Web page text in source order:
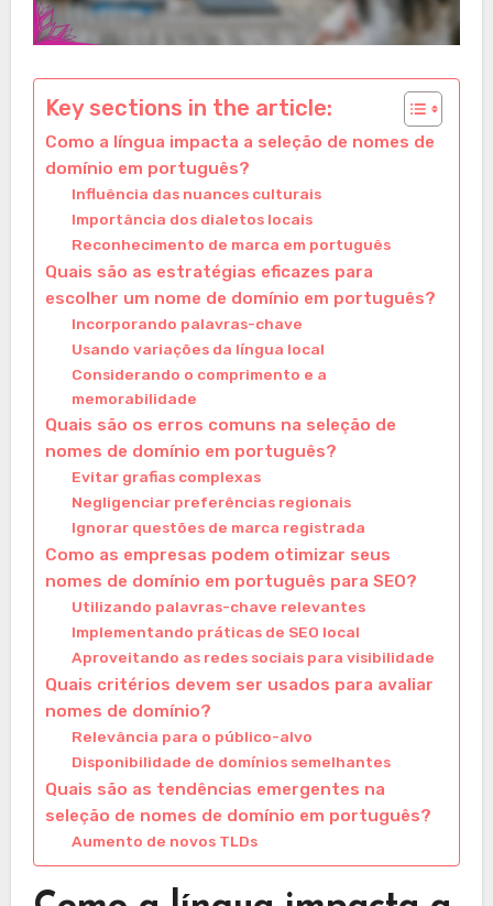
Key sections in the article:
Como a língua impacta a seleção de nomes de
domínio em português?
Influência das nuances culturais
Importância dos dialetos locais
Reconhecimento de marca em português
Quais são as estratégias eficazes para
escolher um nome de domínio em português?
Incorporando palavras-chave
Usando variações da língua local
Considerando o comprimento e a
memorabilidade
Quais são os erros comuns na seleção de
nomes de domínio em português?
Evitar grafias complexas
Negligenciar preferências regionais
Ignorar questões de marca registrada
Como as empresas podem otimizar seus
nomes de domínio em português para SEO?
Utilizando palavras-chave relevantes
Implementando práticas de SEO local
Aproveitando as redes sociais para visibilidade
Quais critérios devem ser usados para avaliar
nomes de domínio?
Relevância para o público-alvo
Disponibilidade de domínios semelhantes
Quais são as tendências emergentes na
seleção de nomes de domínio em português?
Aumento de novos TLDs